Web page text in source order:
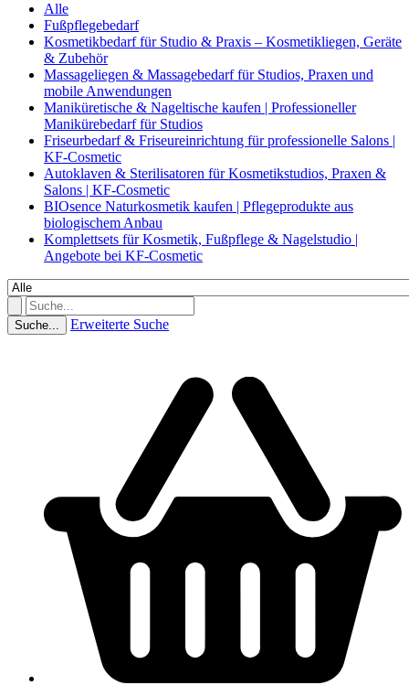
Alle
Fußpflegebedarf
Kosmetikbedarf für Studio & Praxis – Kosmetikliegen, Geräte
& Zubehör
Massageliegen & Massagebedarf für Studios, Praxen und
mobile Anwendungen
Maniküretische & Nageltische kaufen | Professioneller
Manikürebedarf für Studios
Friseurbedarf & Friseureinrichtung für professionelle Salons |
KF-Cosmetic
Autoklaven & Sterilisatoren für Kosmetikstudios, Praxen &
Salons | KF-Cosmetic
BIOsence Naturkosmetik kaufen | Pflegeprodukte aus
biologischem Anbau
Komplettsets für Kosmetik, Fußpflege & Nagelstudio |
Angebote bei KF-Cosmetic
Suche... Erweiterte Suche